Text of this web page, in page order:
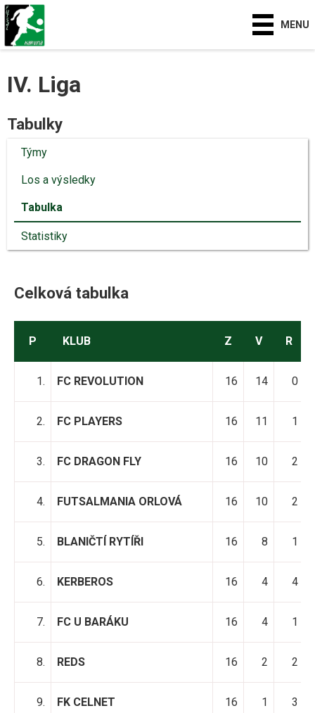
MENU
IV. Liga
Tabulky
Týmy
Los a výsledky
Tabulka
Statistiky
Celková tabulka
P KLUB Z V R
1. FC REVOLUTION 16 14 0
2. FC PLAYERS 16 11 1
3. FC DRAGON FLY 16 10 2
4. FUTSALMANIA ORLOVÁ 16 10 2
5. BLANIČTÍ RYTÍŘI 16 8 1
6. KERBEROS 16 4 4
7. FC U BARÁKU 16 4 1
8. REDS 16 2 2
9. FK CELNET 16 1 3